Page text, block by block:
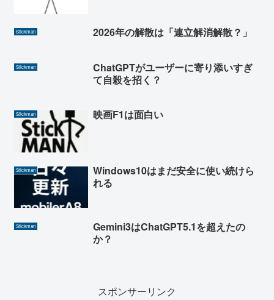
Stickman 2026年の解散は「連立解消解散？」
Stickman
ChatGPTがユーザーに寄り添いすぎ
て自殺を招く？
Stickman 映画F1は面白い
Stickman
Windows10はまだ安全に使い続けら
れる
Stickman
Gemini3はChatGPT5.1を超えたの
か？
スポンサーリンク